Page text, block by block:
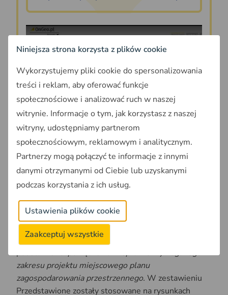
Play
Oznaczenia stosowane w
miejscowych planach
zagospodarowania
przestrzennego
Poniżej przedstawiamy tabele, opracowaną na
podstawierozporządzenia w sprawie wymaganego
zakresu projektu miejscowego planu
zagospodarowania przestrzennego. W zestawieniu
Przedstawione zostały stosowane na rysunkach
Niniejsza strona korzysta z plików cookie
Wykorzystujemy pliki cookie do spersonalizowania
treści i reklam, aby oferować funkcje
społecznościowe i analizować ruch w naszej
witrynie. Informacje o tym, jak korzystasz z naszej
witryny, udostępniamy partnerom
społecznościowym, reklamowym i analitycznym.
Partnerzy mogą połączyć te informacje z innymi
danymi otrzymanymi od Ciebie lub uzyskanymi
podczas korzystania z ich usług.
Ustawienia plików cookie
Zaakceptuj wszystkie